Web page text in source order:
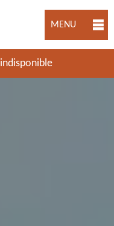
MENU
indisponible